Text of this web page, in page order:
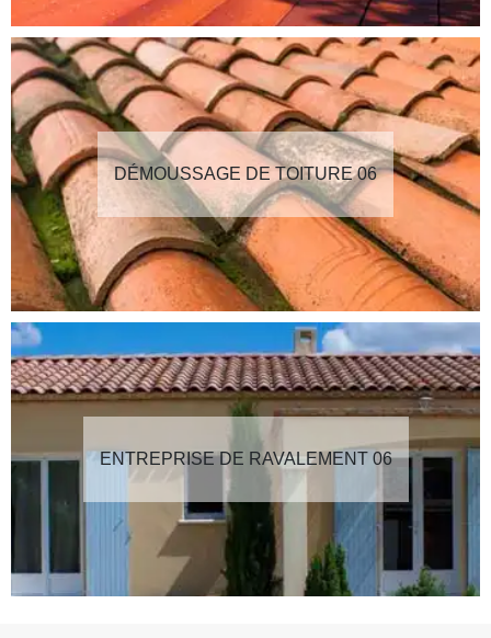
DÉMOUSSAGE DE TOITURE 06
ENTREPRISE DE RAVALEMENT 06